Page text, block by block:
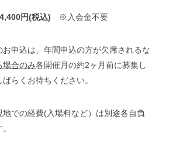
円(税込) ※入会金不要
申込は、年間申込の方が欠席されるな
場合のみ各開催月の約2ヶ月前に募集し
らくお待ちください。
での経費(入場料など）は別途各自負